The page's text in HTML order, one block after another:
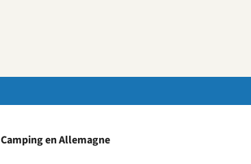
Camping en Allemagne